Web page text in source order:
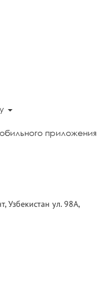
приложения
Узбекистан ул. 98А,